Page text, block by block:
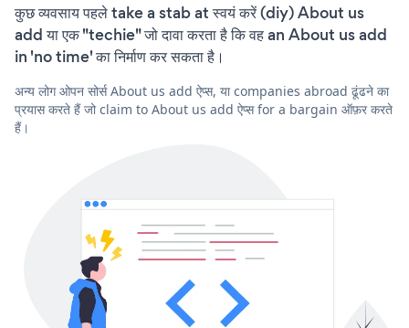
कुछ व्यवसाय पहले take a stab at स्वयं करें (diy) About us
add या एक "techie" जो दावा करता है कि वह an About us add
in 'no time' का निर्माण कर सकता है।
अन्य लोग ओपन सोर्स About us add ऐप्स, या companies abroad ढूंढने का
प्रयास करते हैं जो claim to About us add ऐप्स for a bargain ऑफ़र करते
हैं।